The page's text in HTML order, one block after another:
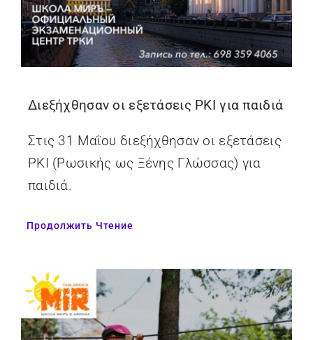
Διεξήχθησαν οι εξετάσεις ΡΚΙ για παιδιά
Στις 31 Μαΐου διεξήχθησαν οι εξετάσεις
ΡΚΙ (Ρωσικής ως Ξένης Γλώσσας) για
παιδιά.
Продолжить Чтение